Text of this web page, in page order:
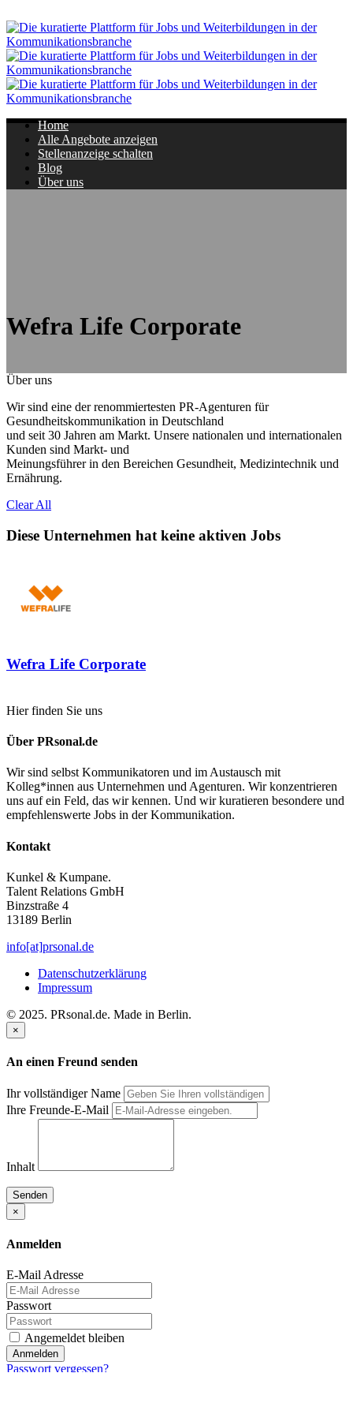
Home
Alle Angebote anzeigen
Stellenanzeige schalten
Blog
Über uns
Wefra Life Corporate
Über uns
Wir sind eine der renommiertesten PR-Agenturen für
Gesundheitskommunikation in Deutschland
und seit 30 Jahren am Markt. Unsere nationalen und internationalen
Kunden sind Markt- und
Meinungsführer in den Bereichen Gesundheit, Medizintechnik und
Ernährung.
Clear All
Diese Unternehmen hat keine aktiven Jobs
Wefra Life Corporate
Hier finden Sie uns
Über PRsonal.de
Wir sind selbst Kommunikatoren und im Austausch mit
Kolleg*innen aus Unternehmen und Agenturen. Wir konzentrieren
uns auf ein Feld, das wir kennen. Und wir kuratieren besondere und
empfehlenswerte Jobs in der Kommunikation.
Kontakt
Kunkel & Kumpane.
Talent Relations GmbH
Binzstraße 4
13189 Berlin
info[at]prsonal.de
Datenschutzerklärung
Impressum
© 2025. PRsonal.de. Made in Berlin.
×
An einen Freund senden
Ihr vollständiger Name
Ihre Freunde-E-Mail
Inhalt
Senden
×
Anmelden
E-Mail Adresse
Passwort
Angemeldet bleiben
Anmelden
Passwort vergessen?